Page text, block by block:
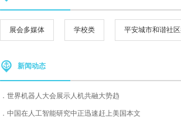
展会多媒体 学校类 平安城市和谐社
新闻动态
世界机器人大会展示人机共融大势趋
中国在人工智能研究中正迅速赶上美国本文